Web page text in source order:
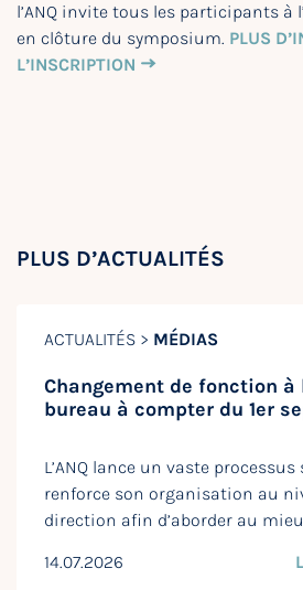
l’ANQ invite tous les participants à
en clôture du symposium. PLUS
L’INSCRIPTION
PLUS D’ACTUALITÉS
ACTUALITÉS > MÉDIAS
Changement de fonction
bureau à compter du 1er
L’ANQ lance un vaste
renforce son organisation au
direction afin d’aborder au
14.07.2026